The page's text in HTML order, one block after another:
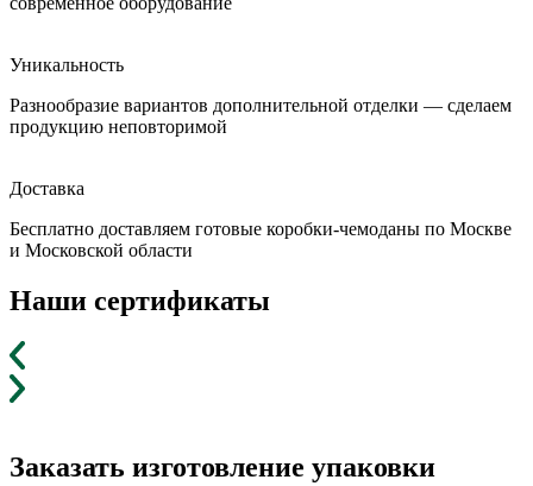
Уникальность
Разнообразие вариантов дополнительной отделки — сделаем
продукцию неповторимой
Доставка
Бесплатно доставляем готовые коробки-чемоданы по Москве
и Московской области
Наши сертификаты
Заказать изготовление упаковки